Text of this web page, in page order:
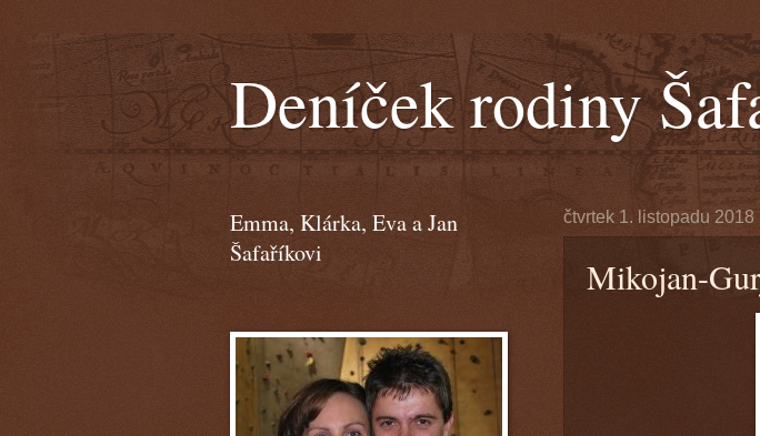
Deníček rodiny
čtvrtek 1. listopadu 2018
Mikojan-
Emma, Klárka, Eva a Jan
Šafaříkovi